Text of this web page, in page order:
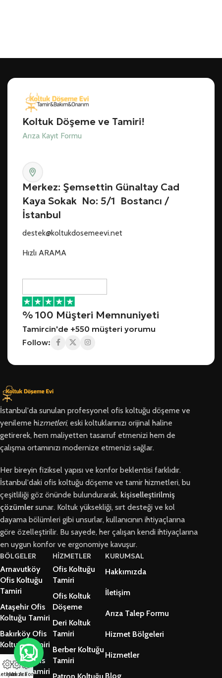
Koltuk Döşeme ve Tamiri!
Arıza Kayıt Formu
Merkez: Şemsettin Günaltay Cad
Kaya Sokak No: 5/1 Bostancı /
İstanbul
destek@koltukdosemeevi.net
Hızlı ARAMA
% 100 Müşteri Memnuniyeti
Tamircin'de +550 müşteri yorumu
Follow:
İstanbul'da sunulan profesyonel ofis koltuğu döşeme ve
yenileme hizmetleri, eski koltuklarınızı orijinal haline
getirerek, hem maliyetten tasarruf etmenizi hem de
çalışma ortamınızı modernize etmenizi sağlar.
Her bireyin fiziksel yapısı ve konfor beklentisi farklıdır.
İstanbul'daki ofis koltuğu döşeme ve tamir hizmetleri, bu
çeşitliliği göz önünde bulundurarak, kişiselleştirilmiş
çözümlersunar. Koltuk yüksekliği, sırt desteği ve kol
dayama bölümleri gibi unsurlar, kullanıcının ihtiyaçlarına
göre özelleştirilir. Bu sayede, her çalışan kendi ihtiyaçlarına
en uygun konfor ve ergonomiye kavuşur.
BÖLGELER
Arnavutköy
Ofis Koltuğu
Tamiri
Ataşehir Ofis
Koltuğu Tamiri
Bakırköy Ofis
Koltuğu Tamiri
Beşiktaş Ofis
Koltuğu Tamiri
HİZMETLER
Ofis Koltuğu
Tamiri
Ofis Koltuk
Döşeme
Deri Koltuk
Tamiri
Berber Koltuğu
Tamiri
KURUMSAL
Hakkımızda
İletişim
Arıza Talep Formu
Hizmet Bölgeleri
Hizmetler
Blog
Hızlı Ara
Arıza Formu